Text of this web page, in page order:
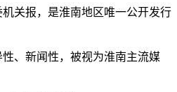
关报，是淮南地区唯一公开发行
、新闻性，被视为淮南主流媒